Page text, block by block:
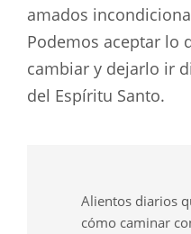
amados
Podemos aceptar lo
cambiar y dejarlo ir
del Espíritu Santo.
Alientos diarios
cómo caminar